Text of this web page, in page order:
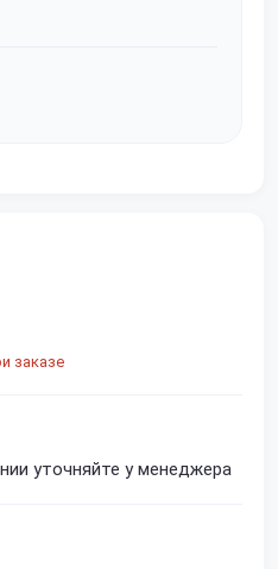
заказе
уточняйте у менеджера